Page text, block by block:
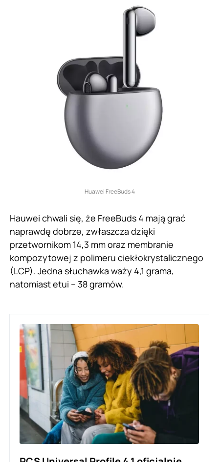
Huawei FreeBuds 4
Hauwei chwali się, że FreeBuds 4 mają grać
naprawdę dobrze, zwłaszcza dzięki
przetwornikom 14,3 mm oraz membranie
kompozytowej z polimeru ciekłokrystalicznego
(LCP). Jedna słuchawka waży 4,1 grama,
natomiast etui – 38 gramów.